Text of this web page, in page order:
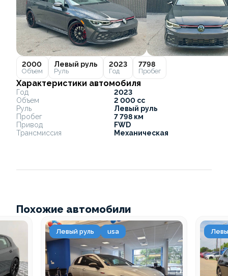
2000
Объем
Левый руль
Руль
2023
Год
7798
Пробег
Характеристики автомобиля
Год
2023
Объем
2 000 cc
Руль
Левый руль
Пробег
7 798 км
Привод
FWD
Трансмиссия
Механическая
Похожие автомобили
Левый руль usa